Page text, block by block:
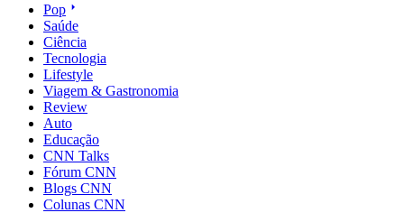
Pop
Saúde
Ciência
Tecnologia
Lifestyle
Viagem & Gastronomia
Review
Auto
Educação
CNN Talks
Fórum CNN
Blogs CNN
Colunas CNN